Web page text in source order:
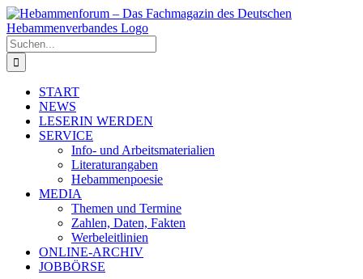
Zum
Inhalt
springen
Suche
nach:
START
NEWS
LESERIN WERDEN
SERVICE
Info- und Arbeitsmaterialien
Literaturangaben
Hebammenpoesie
MEDIA
Themen und Termine
Zahlen, Daten, Fakten
Werbeleitlinien
ONLINE-ARCHIV
JOBBÖRSE